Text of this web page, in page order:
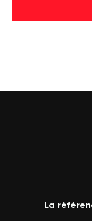
La